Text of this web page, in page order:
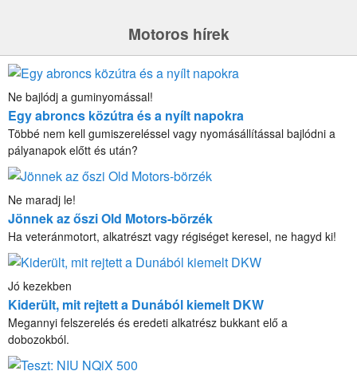
Motoros hírek
Ne bajlódj a guminyomással!
Egy abroncs közútra és a nyílt napokra
Többé nem kell gumiszereléssel vagy nyomásállítással bajlódni a
pályanapok előtt és után?
Ne maradj le!
Jönnek az őszi Old Motors-börzék
Ha veteránmotort, alkatrészt vagy régiséget keresel, ne hagyd ki!
Jó kezekben
Kiderült, mit rejtett a Dunából kiemelt DKW
Megannyi felszerelés és eredeti alkatrész bukkant elő a
dobozokból.